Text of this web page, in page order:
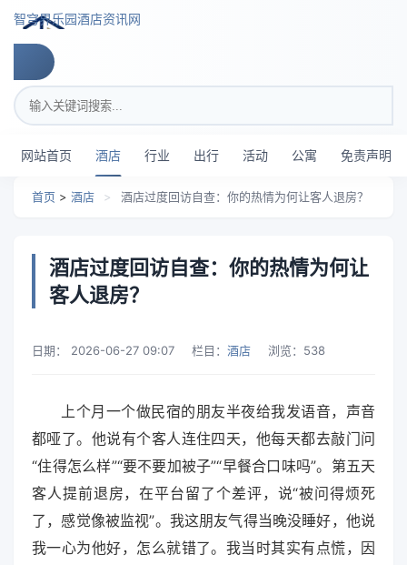
智穹界乐园酒店资讯网
搜索关键词
网站首页 酒店 行业 出行 活动 公寓 免责声明
首页 > 酒店 > 酒店过度回访自查：你的热情为何让客人退房？
酒店过度回访自查：你的热情为何让
客人退房？
日期： 2026-06-27 09:07 栏目： 酒店 浏览： 538
上个月一个做民宿的朋友半夜给我发语音，声音
都哑了。他说有个客人连住四天，他每天都去敲门问
“住得怎么样”“要不要加被子”“早餐合口味吗”。第五天
客人提前退房，在平台留了个差评，说“被问得烦死
了，感觉像被监视”。我这朋友气得当晚没睡好，他说
我一心为他好，怎么就错了。我当时其实有点慌，因